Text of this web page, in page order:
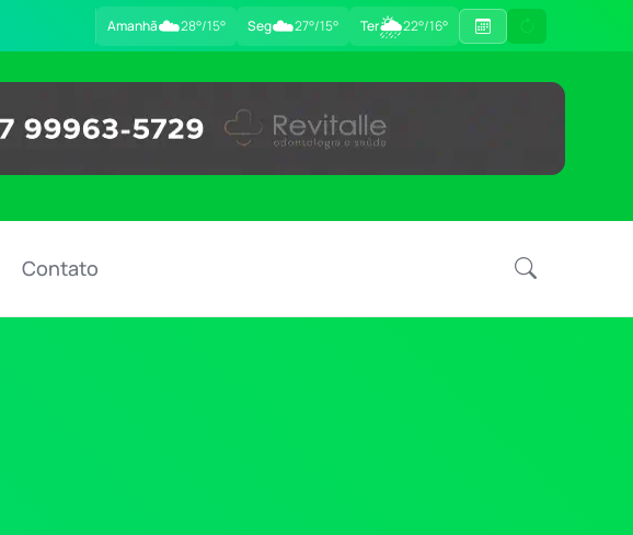
Amanhã☁️28°/15° Seg☁️27°/15° Ter🌦22°/16°
Contato